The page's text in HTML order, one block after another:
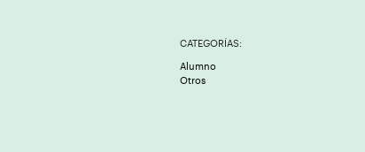
CATEGORÍAS:
Alumno
Otros